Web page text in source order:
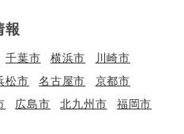
報
千葉市 横浜市
川崎市
松市 名古屋市
京都市
広島市 北九州市
福岡市